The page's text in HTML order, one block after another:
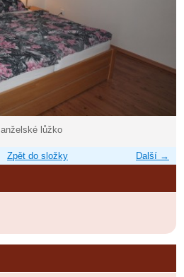
lůžko
Další →
Zpět do složky